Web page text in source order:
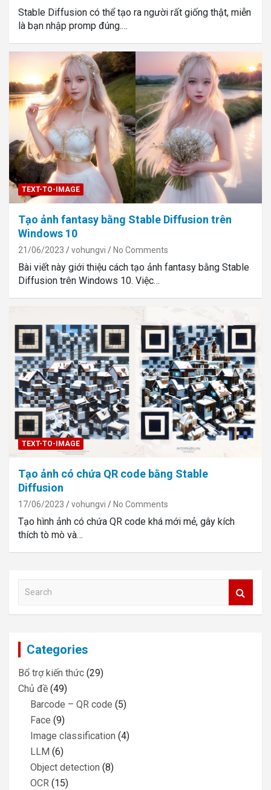
Stable Diffusion có thể tạo ra người rất giống thật, miễn
là bạn nhập promp đúng.…
TEXT-TO-IMAGE
Tạo ảnh fantasy bằng Stable Diffusion trên
Windows 10
21/06/2023 vohungvi No Comments
Bài viết này giới thiệu cách tạo ảnh fantasy bằng Stable
Diffusion trên Windows 10. Việc…
TEXT-TO-IMAGE
Tạo ảnh có chứa QR code bằng Stable
Diffusion
17/06/2023 vohungvi No Comments
Tạo hình ảnh có chứa QR code khá mới mẻ, gây kích
thích tò mò và…
a
c
Categories
Bổ trợ kiến thức (29)
Chủ đề (49)
Barcode – QR code (5)
Face (9)
Image classification (4)
LLM (6)
Object detection (8)
OCR (15)